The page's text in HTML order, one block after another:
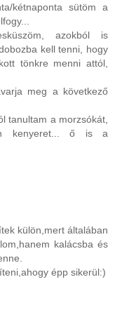
kétnaponta sütöm a
azokból is
kell tenni, hogy
tönkre menni attól,
meg a következő
tanultam a morzsókát,
kenyeret... ő is a
külön,mert általában
kalácsba és
épp sikerül:)